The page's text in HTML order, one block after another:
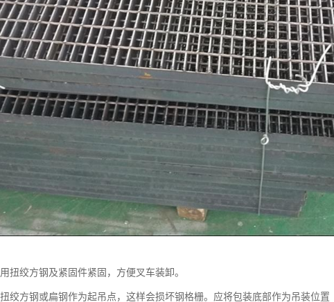
扭绞方钢及紧固件紧固，方便叉车装卸。
方钢或扁钢作为起吊点，这样会损坏钢格栅。应将包装底部作为吊装位置